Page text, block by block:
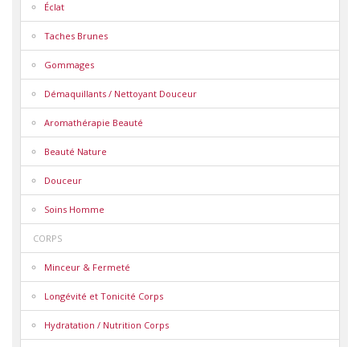
Éclat
Taches Brunes
Gommages
Démaquillants / Nettoyant Douceur
Aromathérapie Beauté
Beauté Nature
Douceur
Soins Homme
CORPS
Minceur & Fermeté
Longévité et Tonicité Corps
Hydratation / Nutrition Corps